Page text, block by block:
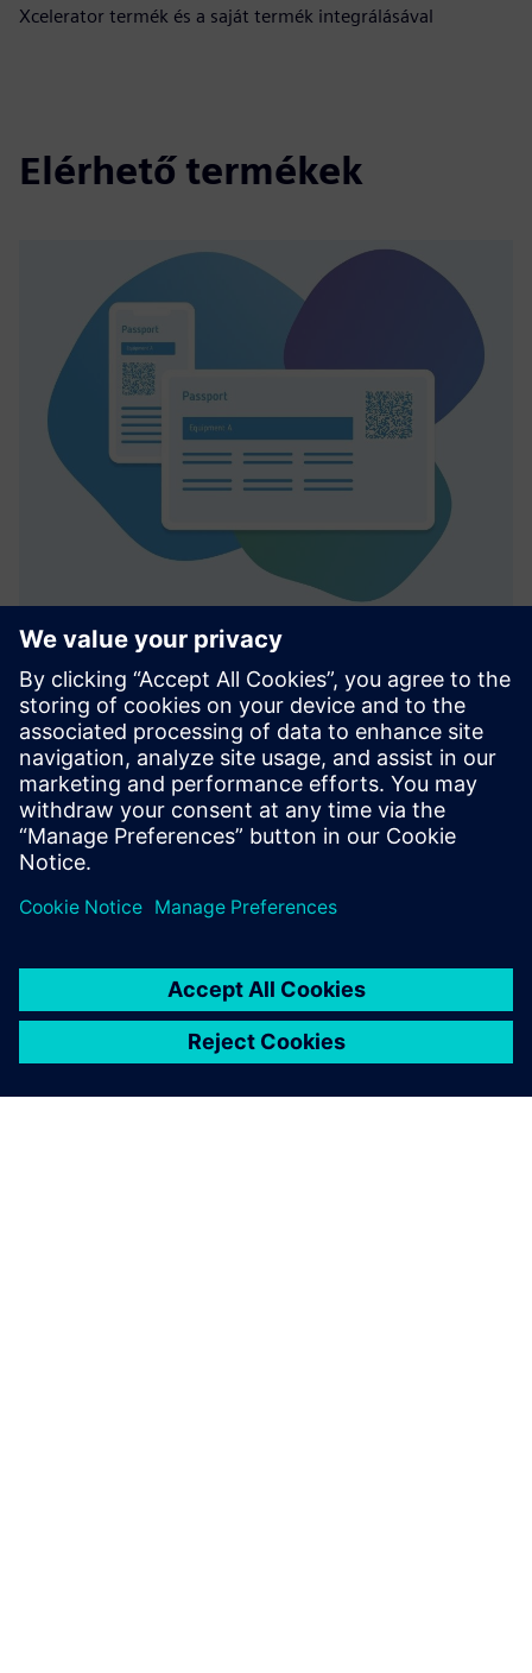
Xcelerator termék és a saját termék integrálásával
Elérhető termékek
Smart Equipment Passport (SEP)
The Smart Equipment Passport (SEP) is a digital platform
using AI and Advanced Analytics to create Digital Identities
for process industry equipment. It integrates data into a
single point of truth, improves master data quality, a...
További információk